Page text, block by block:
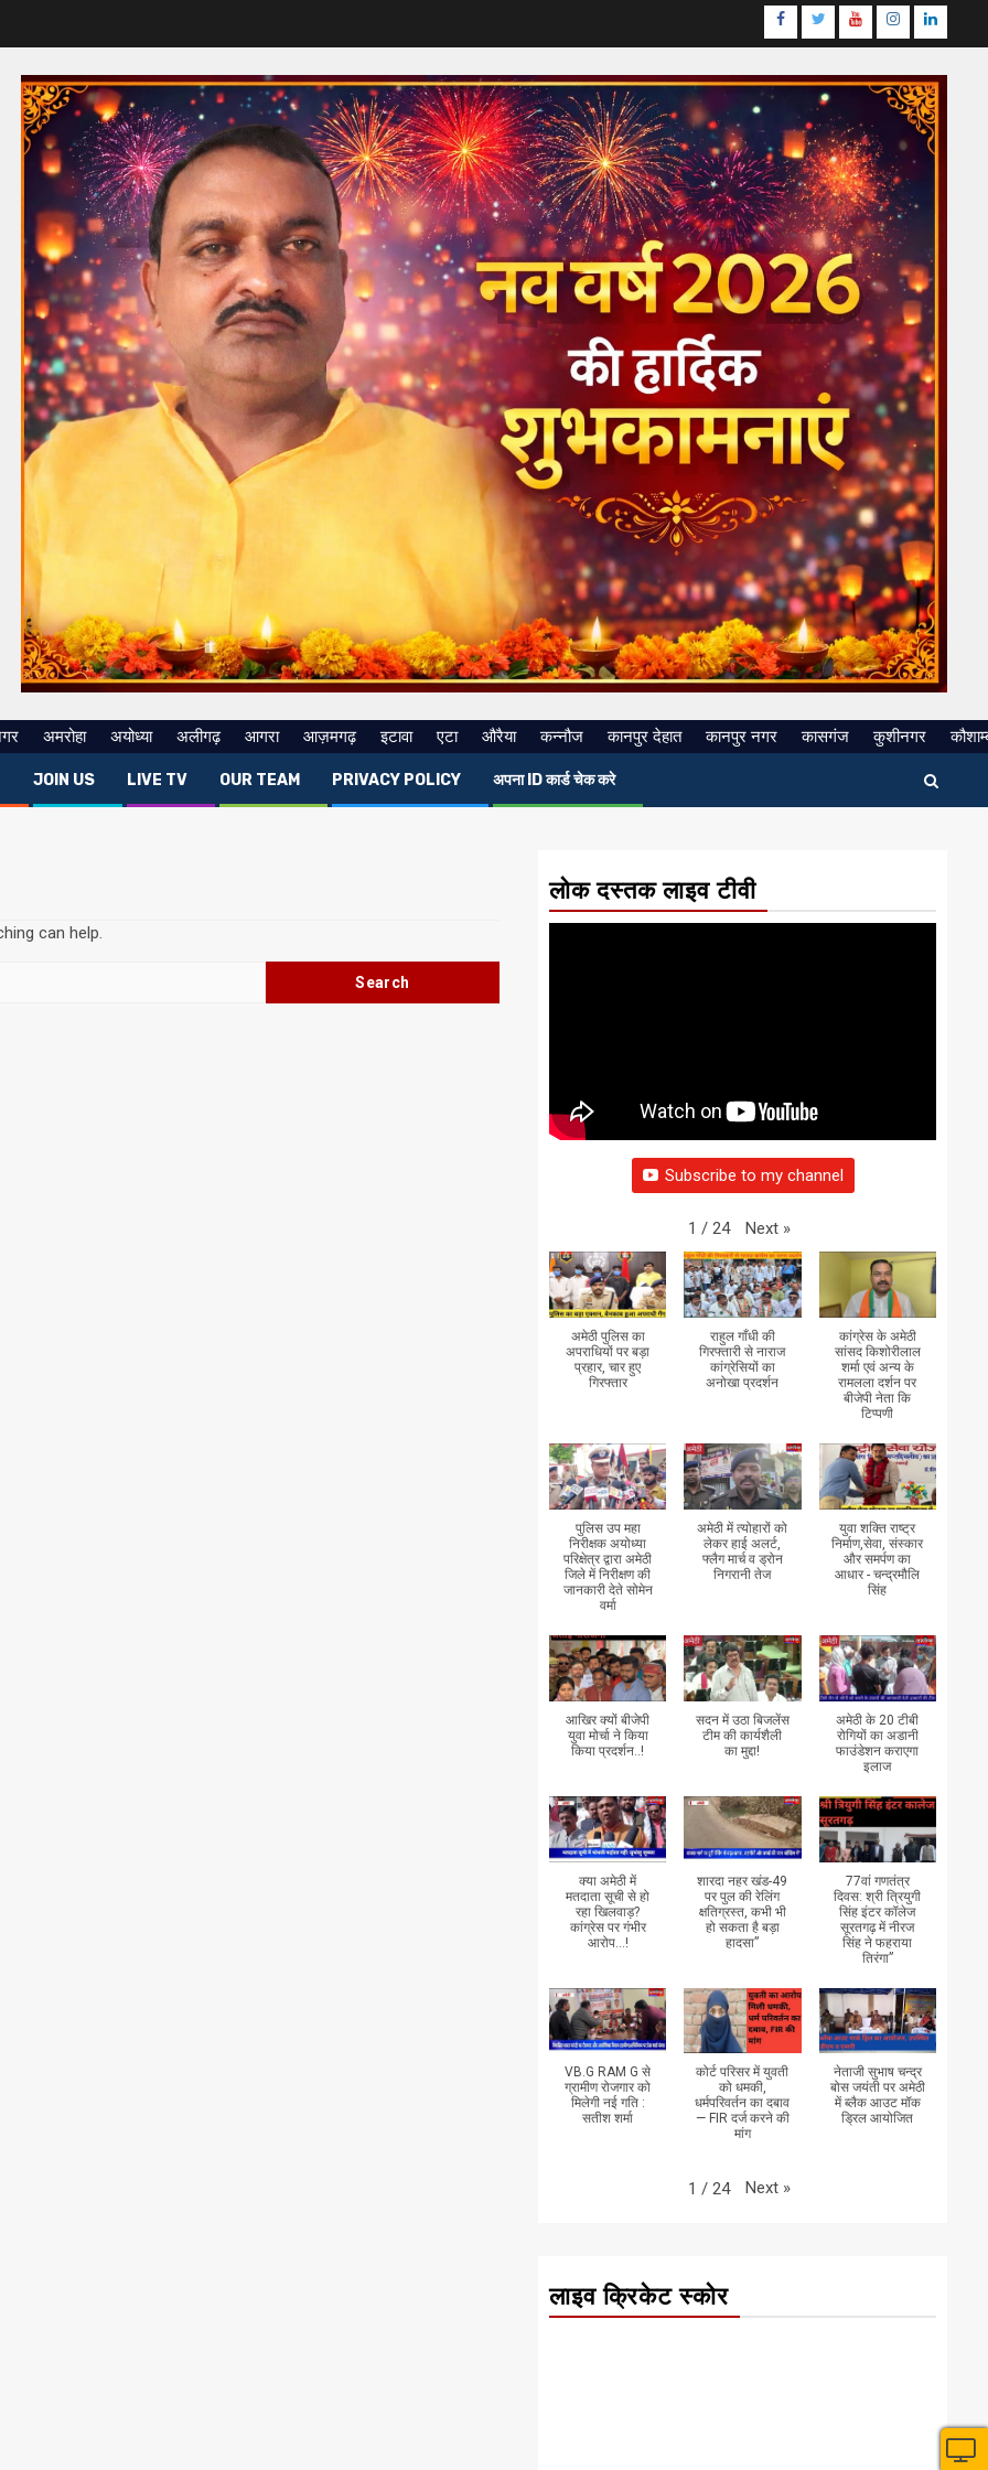
Facebook
TwitterYoutubeInstagram
अमरोहा अयोध्या अलीगढ़ आगरा आज़मगढ़ इटावा एटा औरैया कन्नौज कानपुर देहात कानपुर नगर कासगंज कुशीनगर
JOIN US LIVE TV OUR TEAM PRIVACY POLICY अपना ID कार्ड चेक करे
can help.
लोक दस्तक लाइव टीवी
Subscribe to my channel
1 / 24 Next »
अमेठी पुलिस का
अपराधियों पर बड़ा
प्रहार, चार हुए
गिरफ्तार
राहुल गाँधी की
गिरफ्तारी से नाराज
कांग्रेसियों का
अनोखा प्रदर्शन
कांग्रेस के अमेठी
सांसद किशोरीलाल
शर्मा एवं अन्य के
रामलला दर्शन पर
बीजेपी नेता कि
टिप्पणी
पुलिस उप महा
निरीक्षक अयोध्या
परिक्षेत्र द्वारा अमेठी
जिले में निरीक्षण की
जानकारी देते सोमेन
वर्मा
अमेठी में त्योहारों को
लेकर हाई अलर्ट,
फ्लैग मार्च व ड्रोन
निगरानी तेज
युवा शक्ति राष्ट्र
निर्माण,सेवा, संस्कार
और समर्पण का
आधार - चन्द्रमौलि
सिंह
आखिर क्यों बीजेपी
युवा मोर्चा ने किया
किया प्रदर्शन..!
सदन में उठा बिजलेंस
टीम की कार्यशैली
का मुद्दा!
अमेठी के 20 टीबी
रोगियों का अडानी
फाउंडेशन कराएगा
इलाज
क्या अमेठी में
मतदाता सूची से हो
रहा खिलवाड़?
कांग्रेस पर गंभीर
आरोप...!
शारदा नहर खंड-49
पर पुल की रेलिंग
क्षतिग्रस्त, कभी भी
हो सकता है बड़ा
हादसा”
77वां गणतंत्र
दिवस: श्री त्रियुगी
सिंह इंटर कॉलेज
सूरतगढ़ में नीरज
सिंह ने फहराया
तिरंगा”
VB.G RAM G से
ग्रामीण रोजगार को
मिलेगी नई गति :
सतीश शर्मा
कोर्ट परिसर में युवती
को धमकी,
धर्मपरिवर्तन का दबाव
— FIR दर्ज करने की
मांग
नेताजी सुभाष चन्द्र
बोस जयंती पर अमेठी
में ब्लैक आउट मॉक
ड्रिल आयोजित
1 / 24 Next »
लाइव क्रिकेट स्कोर